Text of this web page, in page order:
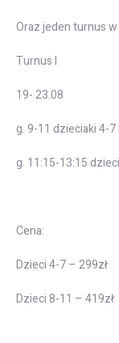
Oraz jeden turnus w
Turnus I
19- 23.08
g. 9-11 dzieciaki 4-7
g. 11:15-13:15
Cena:
Dzieci 4-7 – 299zł
Dzieci 8-11 – 419zł